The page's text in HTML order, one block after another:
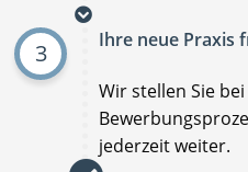
3 Ihre neue Praxis
Wir stellen Sie
jederzeit weiter.